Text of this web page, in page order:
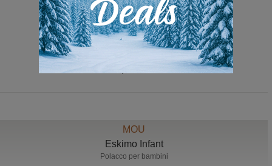
MOU
Eskimo Infant
Polacco per bambini